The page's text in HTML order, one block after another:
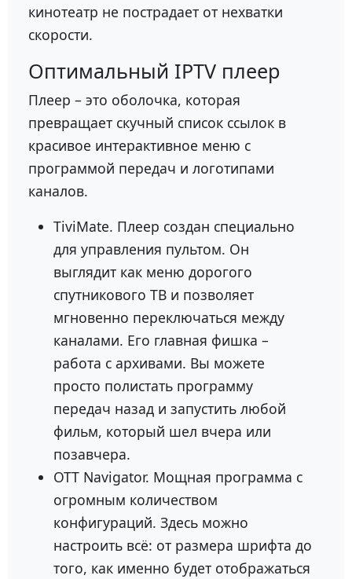
кинотеатр не пострадает от нехватки
скорости.
Оптимальный IPTV плеер
Плеер – это оболочка, которая
превращает скучный список ссылок в
красивое интерактивное меню с
программой передач и логотипами
каналов.
TiviMate. Плеер создан специально
для управления пультом. Он
выглядит как меню дорогого
спутникового ТВ и позволяет
мгновенно переключаться между
каналами. Его главная фишка –
работа с архивами. Вы можете
просто полистать программу
передач назад и запустить любой
фильм, который шел вчера или
позавчера.
OTT Navigator. Мощная программа с
огромным количеством
конфигураций. Здесь можно
настроить всё: от размера шрифта до
того, как именно будет отображаться